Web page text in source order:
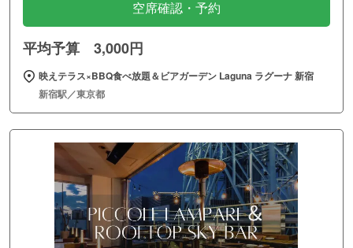
空席確認・予約
平均予算 3,000円
映えテラス×BBQ食べ放題＆ビアガーデン Laguna ラグーナ 新宿
新宿駅／東京都